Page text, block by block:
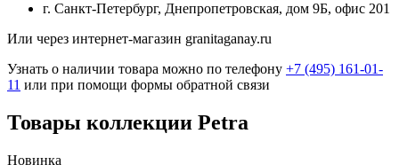
г. Санкт-Петербург, Днепропетровская, дом 9Б, офис 201
Или через интернет-магазин granitaganay.ru
Узнать о наличии товара можно по телефону +7 (495) 161-01-
11 или при помощи формы обратной связи
Товары коллекции Petra
Новинка